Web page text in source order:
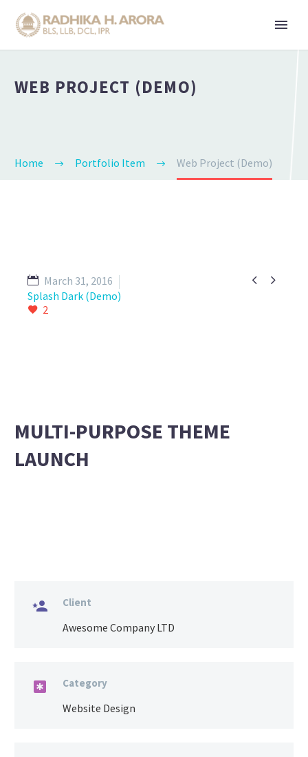
WEB PROJECT (DEMO)
Home Portfolio Item Web Project (Demo)
 
March 31, 2016
Splash Dark (Demo)
2
MULTI-PURPOSE THEME
LAUNCH
 Client
Awesome Company LTD
 Category
Website Design